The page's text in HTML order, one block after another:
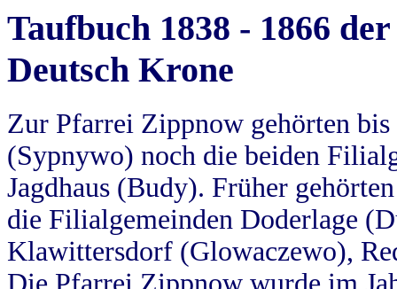
Taufbuch 1838 - 1866
Deutsch Krone
Zur Pfarrei Zippnow gehörten
(Sypnywo) noch die beiden
Jagdhaus (Budy). Früher
die Filialgemeinden Doderlage
Klawittersdorf (Glowaczewo),